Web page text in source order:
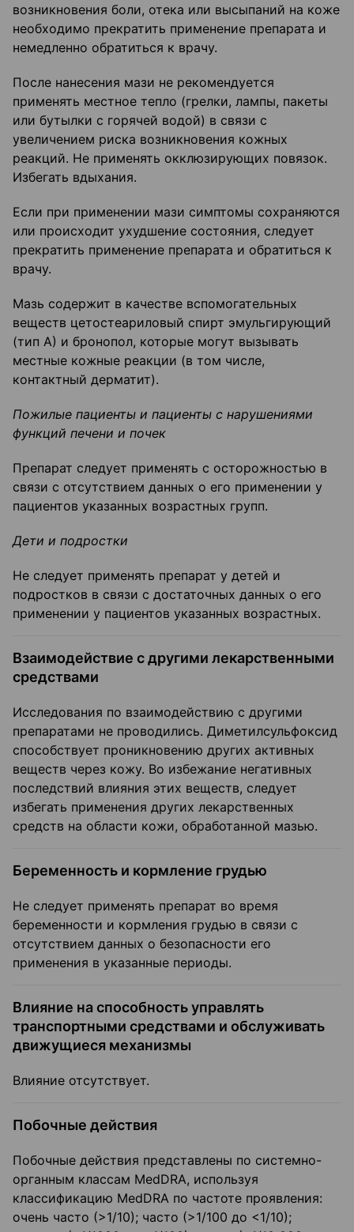
возникновения боли, отека или высыпаний на коже
необходимо прекратить применение препарата и
немедленно обратиться к врачу.
После нанесения мази не рекомендуется
применять местное тепло (грелки, лампы, пакеты
или бутылки с горячей водой) в связи с
увеличением риска возникновения кожных
реакций. Не применять окклюзирующих повязок.
Избегать вдыхания.
Если при применении мази симптомы сохраняются
или происходит ухудшение состояния, следует
прекратить применение препарата и обратиться к
врачу.
Мазь содержит в качестве вспомогательных
веществ цетостеариловый спирт эмульгирующий
(тип А) и бронопол, которые могут вызывать
местные кожные реакции (в том числе,
контактный дерматит).
Пожилые пациенты и пациенты с нарушениями
функций печени и почек
Препарат следует применять с осторожностью в
связи с отсутствием данных о его применении у
пациентов указанных возрастных групп.
Дети и подростки
Не следует применять препарат у детей и
подростков в связи с достаточных данных о его
применении у пациентов указанных возрастных.
Взаимодействие с другими лекарственными
средствами
Исследования по взаимодействию с другими
препаратами не проводились. Диметилсульфоксид
способствует проникновению других активных
веществ через кожу. Во избежание негативных
последствий влияния этих веществ, следует
избегать применения других лекарственных
средств на области кожи, обработанной мазью.
Беременность и кормление грудью
Не следует применять препарат во время
беременности и кормления грудью в связи с
отсутствием данных о безопасности его
применения в указанные периоды.
Влияние на способность управлять
транспортными средствами и обслуживать
движущиеся механизмы
Влияние отсутствует.
Побочные действия
Побочные действия представлены по системно-
органным классам MedDRA, используя
классификацию MedDRA по частоте проявления:
очень часто (>1/10); часто (>1/100 до <1/10);